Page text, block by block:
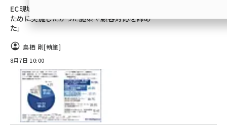
EC現場の実態。担当者の8割「ノンコア業務の
ために実施したかった施策や顧客対応を諦め
た」
鳥栖 剛[執筆]
8月7日 10:00
参加登録はこちら↑